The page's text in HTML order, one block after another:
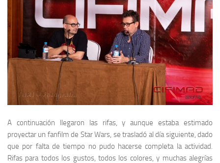
A continuación llegaron las rifas, y aunque estaba estimado
proyectar un fanfilm de Star Wars, se trasladó al día siguiente, dado
que por falta de tiempo no pudo hacerse completa la actividad.
Rifas para todos los gustos, todos los colores, y muchas alegrías